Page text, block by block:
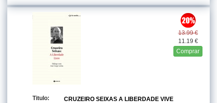
13.99 €
11.19 €
Comprar
Titulo:
CRUZEIRO SEIXAS A LIBERDADE VIVE